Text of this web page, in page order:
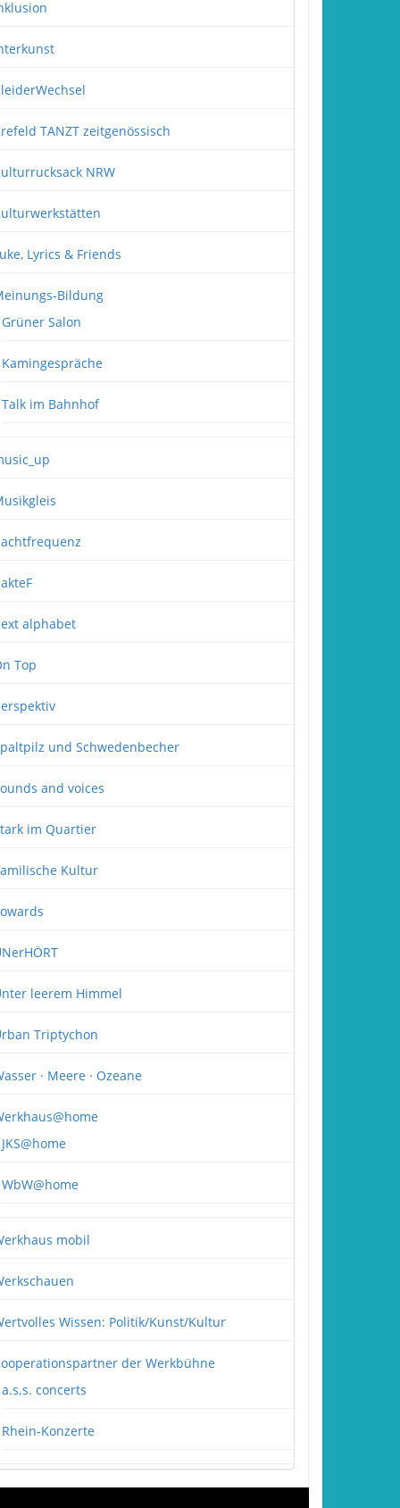
TANZT zeitgenössisch
NRW
Lyrics & Friends
Bildung
Grüner Salon
Kamingespräche
Talk im Bahnhof
alphabet
Top
und Schwedenbecher
and voices
im Quartier
Kultur
leerem Himmel
Triptychon
· Meere · Ozeane
JKS@home
WbW@home
mobil
Wissen: Politik/Kunst/Kultur
der Werkbühne
a.s.s. concerts
Rhein-Konzerte